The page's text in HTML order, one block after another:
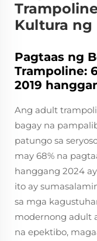
Kultura ng
Pagtaas ng
Trampoline:
2019
Ang adult
bagay na
patungo sa
may 68% na
hanggang 2024
ito ay
sa mga
modernong adult
na epektibo,